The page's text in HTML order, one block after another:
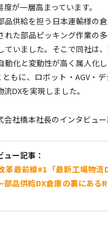
が一層高まっています。
品供給を担う日本運輸様の
れた部品ピッキング作業の
ていました。そこで同社は
動化と変動性が高く属人化
もに、ロボット・AGV・
DXを実現しました。
社橋本社長のインタビュー
ー記事：
最前線#1「最新工場物流
部品供給DX倉庫の裏にある